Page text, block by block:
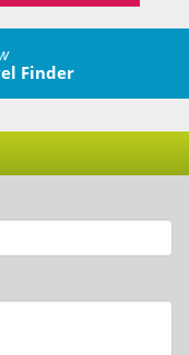
Finder